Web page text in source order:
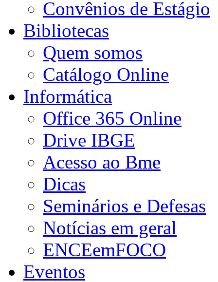
Convênios de Estágio
Bibliotecas
Quem somos
Catálogo Online
Informática
Office 365 Online
Drive IBGE
Acesso ao Bme
Dicas
Seminários e Defesas
Notícias em geral
ENCEemFOCO
Eventos